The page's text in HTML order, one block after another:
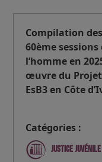
Compilation
60ème
l’homme en
œuvre du Projet
EsB3 en Côte
Catégories :
Justice juvénile